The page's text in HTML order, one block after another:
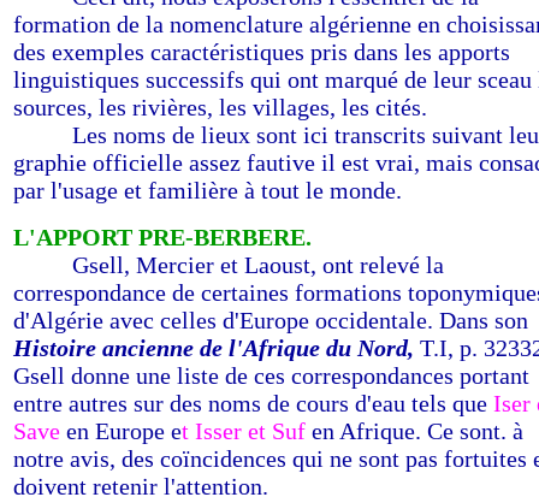
formation de la nomenclature algérienne en
des exemples caractéristiques pris dans les apports
linguistiques successifs qui ont marqué de leur sceau
sources, les rivières, les villages, les cités.
Les noms de lieux sont ici transcrits suivant
graphie officielle assez fautive il est vrai, mais
par l'usage et familière à tout le monde.
L'APPORT PRE-BERBERE.
Gsell, Mercier et Laoust, ont relevé la
correspondance de certaines formations
d'Algérie avec celles d'Europe occidentale. Dans son
Histoire ancienne de l'Afrique du Nord, T.I, p.
Gsell donne une liste de ces correspondances portant
entre autres sur des noms de cours d'eau tels que Iser
Save en Europe et Isser et Suf en Afrique. Ce sont. à
notre avis, des coïncidences qui ne sont pas fortuites
doivent retenir l'attention.